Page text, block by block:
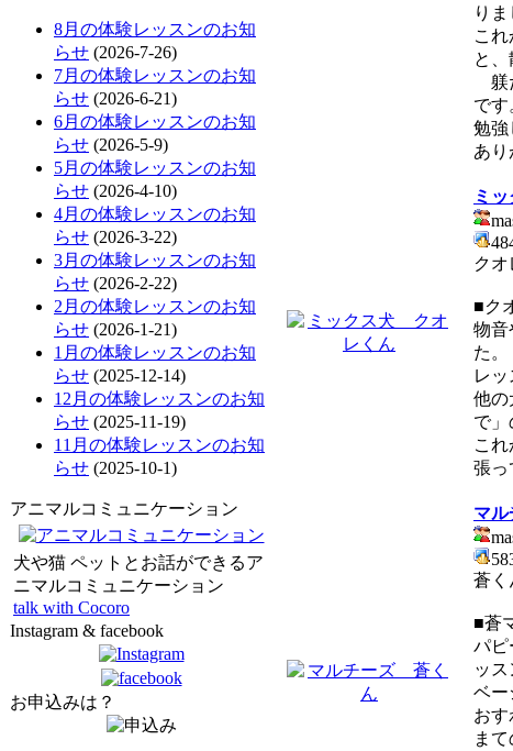
8月の体験レッスンのお知
らせ (2026-7-26)
7月の体験レッスンのお知
らせ (2026-6-21)
6月の体験レッスンのお知
らせ (2026-5-9)
5月の体験レッスンのお知
らせ (2026-4-10)
4月の体験レッスンのお知
らせ (2026-3-22)
3月の体験レッスンのお知
らせ (2026-2-22)
2月の体験レッスンのお知
らせ (2026-1-21)
1月の体験レッスンのお知
らせ (2025-12-14)
12月の体験レッスンのお知
らせ (2025-11-19)
11月の体験レッスンのお知
らせ (2025-10-1)
アニマルコミュニケーション
犬や猫 ペットとお話ができるア
ニマルコミュニケーション
talk with Cocoro
Instagram & facebook
お申込みは？
りま
こ
と
躾
です
勉強
あり
ミ
ク
■ク
物音
た。
レッ
他の
で」
こ
張っ
マ
蒼く
■蒼
パピ
ッス
ベー
おす
ま